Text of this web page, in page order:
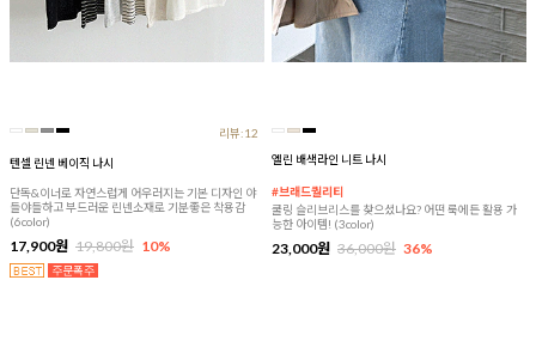
리뷰:12
텐셀 린넨 베이직 나시
단독&이너로 자연스럽게 어우러지는 기본 디자인 야
들야들하고 부드러운 린넨소재로 기분좋은 착용감
(6color)
17,900원 19,800원 10%
엘린 배색라인 니트 나시
#브래드퀄리티
쿨링 슬리브리스를 찾으셨나요? 어떤 룩에든 활용 가
능한 아이템! (3color)
23,000원 36,000원 36%